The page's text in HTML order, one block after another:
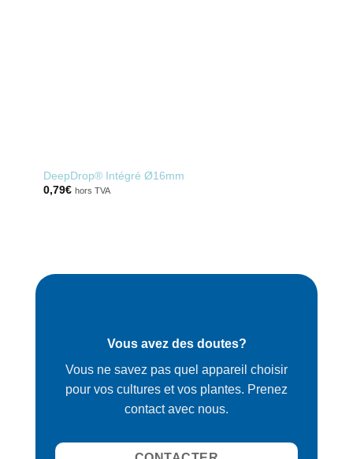
DeepDrop® Intégré Ø16mm
0,79€ hors TVA
Vous avez des doutes?
Vous ne savez pas quel appareil choisir
pour vos cultures et vos plantes. Prenez
contact avec nous.